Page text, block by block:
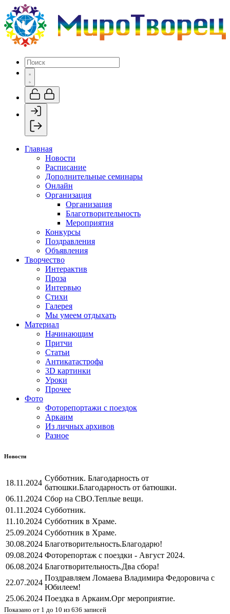
Главная
Новости
Расписание
Дополнительные семинары
Онлайн
Организация
Организация
Благотворительность
Мероприятия
Конкурсы
Поздравления
Объявления
Творчество
Интерактив
Проза
Интервью
Стихи
Галерея
Мы умеем отдыхать
Материал
Начинающим
Притчи
Статьи
Антикатастрофа
3D картинки
Уроки
Прочее
Фото
Фоторепортажи с поездок
Аркаим
Из личных архивов
Разное
Новости
18.11.2024
Субботник. Благодарность от
батюшки.Благодарность от батюшки.
06.11.2024 Сбор на СВО.Теплые вещи.
01.11.2024 Субботник.
11.10.2024 Субботник в Храме.
25.09.2024 Субботник в Храме.
30.08.2024 Благотворительность.Благодарю!
09.08.2024 Фоторепортаж с поездки - Август 2024.
06.08.2024 Благотворительность.Два сбора!
22.07.2024
Поздравляем Ломаева Владимира Федоровича с
Юбилеем!
25.06.2024 Поездка в Аркаим.Орг мероприятие.
Показано от 1 до 10 из 636 записей